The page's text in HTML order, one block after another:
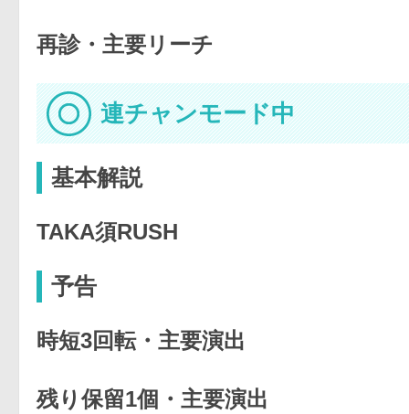
再診・主要リーチ
連チャンモード中
基本解説
TAKA須RUSH
予告
時短3回転・主要演出
残り保留1個・主要演出